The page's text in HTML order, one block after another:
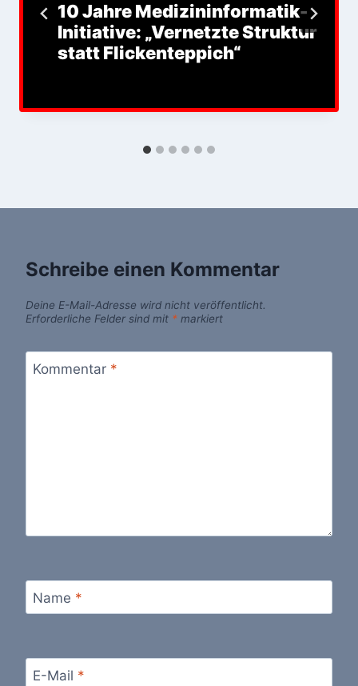
10 Jahre Medizininformatik-
Initiative: „Vernetzte Struktur
statt Flickenteppich“
Schreibe einen Kommentar
Deine E-Mail-Adresse wird nicht veröffentlicht.
Erforderliche Felder sind mit * markiert
Kommentar *
Name *
E-Mail *